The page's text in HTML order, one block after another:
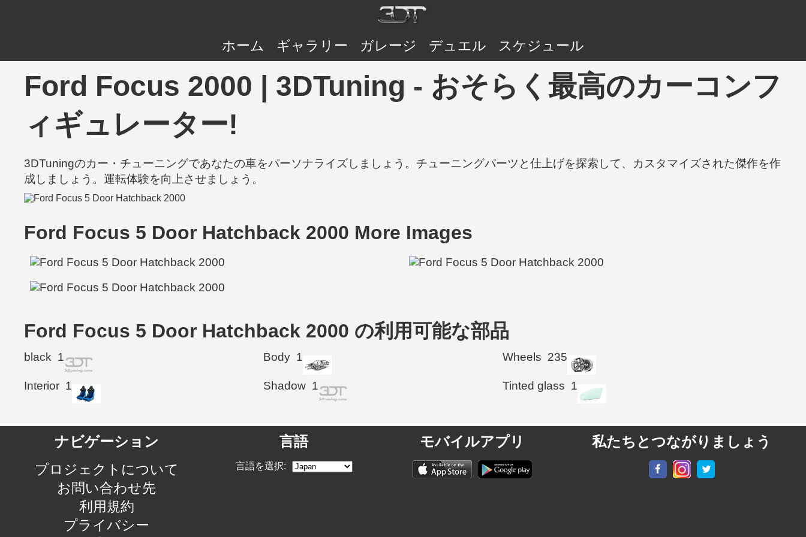
ホーム ギャラリー ガレージ デュエル スケジュール
Ford Focus 2000 | 3DTuning - おそらく最高のカーコンフ
ィギュレーター!
3DTuningのカー・チューニングであなたの車をパーソナライズしましょう。チューニングパーツと仕上げを探索して、カスタマイズされた傑作を作
成しましょう。運転体験を向上させましょう。
Ford Focus 5 Door Hatchback 2000 More Images
Ford Focus 5 Door Hatchback 2000 の利用可能な部品
black 1 Body 1 Wheels 235
Interior 1 Shadow 1 Tinted glass 1
ナビゲーション
プロジェクトについて
お問い合わせ先
利用規約
プライバシー
言語
言語を選択:
モバイルアプリ 私たちとつながりましょう